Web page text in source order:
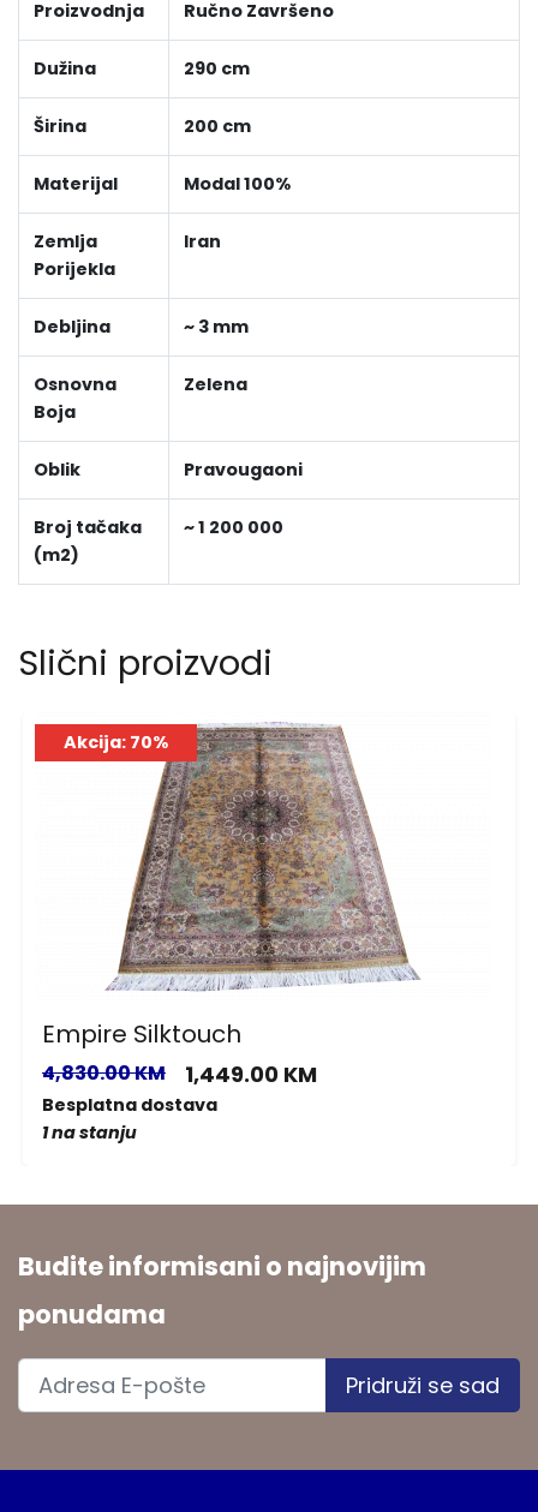
Proizvodnja Ručno Završeno
Dužina 290 cm
Širina 200 cm
Materijal Modal 100%
Zemlja
Porijekla
Iran
Debljina ~ 3 mm
Osnovna
Boja
Zelena
Oblik Pravougaoni
Broj tačaka
(m2)
~ 1 200 000
Slični proizvodi
Akcija: 70%
Empire Silktouch
4,830.00 KM 1,449.00 KM
Besplatna dostava
1 na stanju
Budite informisani o najnovijim
ponudama
Pridruži se sad